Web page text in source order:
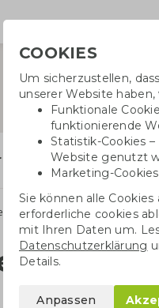
Papiertüten Papiertüten
M
COOKIES
Um sicherzustellen,
unserer Website
Funktionale
funktionierende
Statistik-Cookies
Website genutzt
Marketing-
Sie können alle
erforderliche cookies
mit Ihren Daten um.
Datenschutzerklärung
Details.
Anpassen